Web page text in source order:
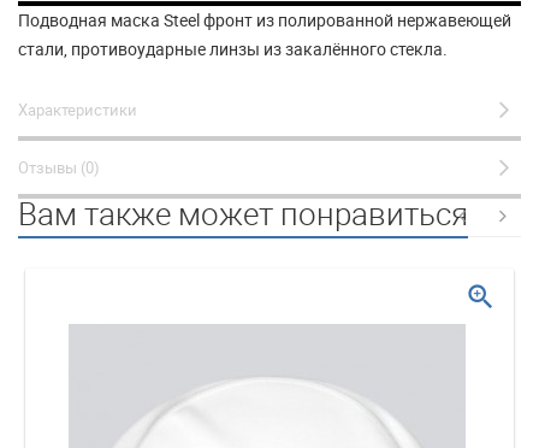
Подводная маска Steel фронт из полированной нержавеющей
стали, противоударные линзы из закалённого стекла.
Характеристики
Отзывы (0)
Вам также может понравиться
zoom_in